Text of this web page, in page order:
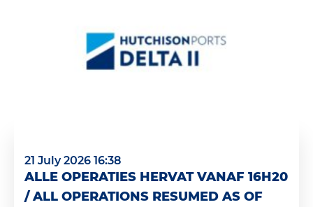
21 July 2026 16:38
ALLE OPERATIES HERVAT VANAF 16H20
/ ALL OPERATIONS RESUMED AS OF